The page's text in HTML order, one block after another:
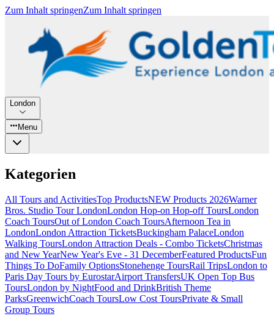
Zum Inhalt springenZum Inhalt springen
London
Menu
Kategorien
All Tours and ActivitiesTop ProductsNEW Products 2026Warner
Bros. Studio Tour LondonLondon Hop-on Hop-off ToursLondon
Coach ToursOut of London Coach ToursAfternoon Tea in
LondonLondon Attraction TicketsBuckingham PalaceLondon
Walking ToursLondon Attraction Deals - Combo TicketsChristmas
and New YearNew Year's Eve - 31 DecemberFeatured ProductsFun
Things To DoFamily OptionsStonehenge ToursRail TripsLondon to
Paris Day Tours by EurostarAirport TransfersUK Open Top Bus
ToursLondon by NightFood and DrinkBritish Theme
ParksGreenwichCoach ToursLow Cost ToursPrivate & Small
Group Tours